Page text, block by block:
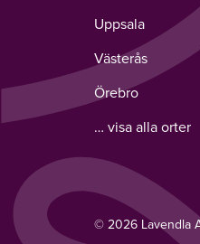
Uppsala
Västerås
Örebro
… visa alla orter
© 2026 Lavendla